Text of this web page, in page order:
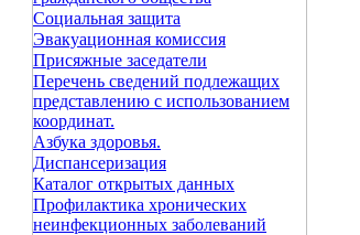
Социальная защита
Эвакуационная комиссия
Присяжные заседатели
Перечень сведений подлежащих
представлению с использованием
координат.
Азбука здоровья.
Диспансеризация
Каталог открытых данных
Профилактика хронических
неинфекционных заболеваний